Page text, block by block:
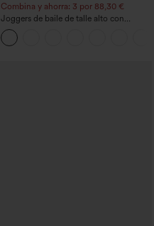
Combina y ahorra: 3 por 88,30 €
Joggers de baile de talle alto con
cordón, fruncidos, corte cónico, secado
rápido, tacto fresco y bolsillos - UPF40+